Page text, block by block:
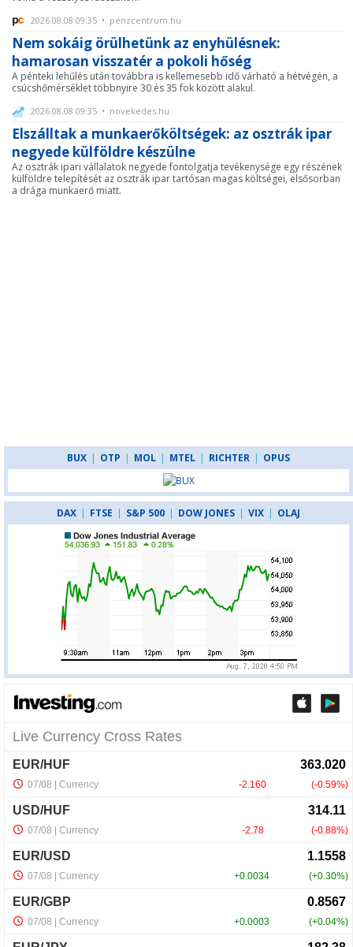
2026.08.08 09:35 • penzcentrum.hu
Nem sokáig örülhetünk az enyhülésnek:
hamarosan visszatér a pokoli hőség
A pénteki lehűlés után továbbra is kellemesebb idő várható a hétvégén, a
csúcshőmérséklet többnyire 30 és 35 fok között alakul.
2026.08.08 09:35 • novekedes.hu
Elszálltak a munkaerőköltségek: az osztrák ipar
negyede külföldre készülne
Az osztrák ipari vállalatok negyede fontolgatja tevékenysége egy részének
külföldre telepítését az osztrák ipar tartósan magas költségei, elsősorban
a drága munkaerő miatt.
BUX | OTP | MOL | MTEL | RICHTER | OPUS
DAX | FTSE | S&P 500 | DOW JONES | VIX | OLAJ